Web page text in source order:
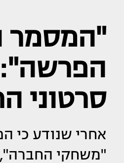
"המסמר
הפרשה":
סרטוני
אחרי שנודע כי
"משחקי החברה",